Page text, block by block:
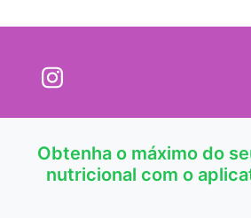
Obtenha o máximo do
nutricional com o